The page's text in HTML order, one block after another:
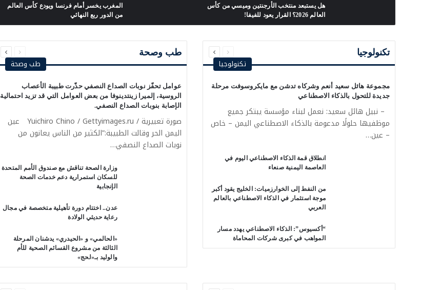
هل يستبعد منتخب الأرجنتين وميسي من كأس
العالم 2026؟ القرار يعود للفيفا!
المغرب يخسر أمام فرنسا ويودع كأس العالم
من الدور ربع النهائي
تكنولوجيا الصفحة
السابقة
الصفحة
التالية
تكنولوجيا
مجموعة هائل سعيد أنعم وشركاه تدشن مع مايكروسوفت مرحلة
جديدة للتحول بالذكاء الاصطناعي
– نبيل هائل سعيد: نعمل لبناء مؤسسة يبتكر جميع
موظفيها حلولًا مدعومة بالذكاء الاصطناعي اليمن – خاص
– عين…
انطلاق قمة الذكاء الاصطناعي اليوم في
العاصمة اليمنية صنعاء
من النفط إلى الخوارزميات: الخليج يقود أكبر
موجة استثمار في الذكاء الاصطناعي بالعالم
العربي
“أكسيوس”: الذكاء الاصطناعي يهدد مسار
المواهب في كبرى شركات المحاماة
طب وصحة الصفحة
السابقة
الصفحة
التالية
طب وصحة
عوامل تحفّز نوبات الصداع النصفي حذّرت طبيبة الأعصاب
الروسية، إلميرا زينتدينوفا من بعض العوامل التي قد تزيد احتمالية
الإصابة بنوبات الصداع النصفي.‏
صورة تعبيرية / Yuichiro Chino / Gettyimages.ru عين
اليمن الحر وقالت الطبيبة:”الكثير من الناس يعانون من
نوبات الصداع النصفي…
وزارة الصحة تناقش مع صندوق الأمم المتحدة
للسكان استمرارية دعم خدمات الصحة
الإنجابية
عدن.. اختتام دورة تأهيلية متخصصة في مجال
رعاية حديثي الولادة
«الحالمي» و «الحيدري» يدشنان المرحلة
الثالثة من مشروع القسائم الصحية للأم
والوليد بـ«لحج»
السابقةالتالية
السابقةالتالية